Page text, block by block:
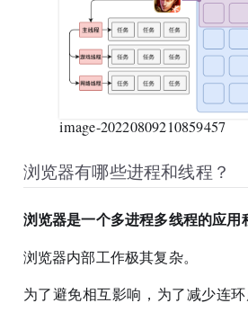
image-20220809210859457
浏览器有哪些进程和线程？
浏览器是一个多进程多线程的应用
浏览器内部工作极其复杂。
为了避免相互影响，为了减少连